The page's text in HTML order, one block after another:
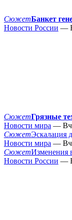
СюжетБанкет
Новости России —
СюжетГрязные
Новости мира —
СюжетЭскалация
Новости мира —
СюжетИзменения
Новости России —